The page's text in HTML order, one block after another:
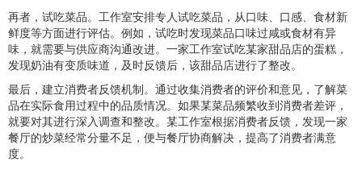
再者，试吃菜品。工作室安排专人试吃菜品，从口味、口感、食材新
鲜度等方面进行评估。例如，试吃时发现菜品口味过咸或食材有异
味，就需要与供应商沟通改进。一家工作室试吃某家甜品店的蛋糕，
发现奶油有变质味道，及时反馈后，该甜品店进行了整改。
最后，建立消费者反馈机制。通过收集消费者的评价和意见，了解菜
品在实际食用过程中的品质情况。如果某菜品频繁收到消费者差评，
就要对其进行深入调查和整改。某工作室根据消费者反馈，发现一家
餐厅的炒菜经常分量不足，便与餐厅协商解决，提高了消费者满意
度。